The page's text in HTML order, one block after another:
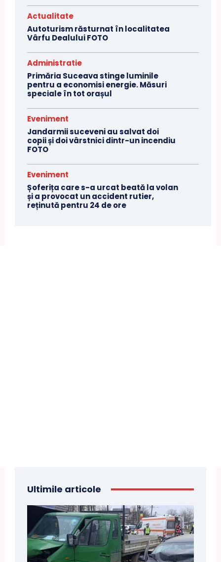
Actualitate
Autoturism răsturnat în localitatea
Vârfu Dealului FOTO
Administratie
Primăria Suceava stinge luminile
pentru a economisi energie. Măsuri
speciale în tot orașul
Eveniment
Jandarmii suceveni au salvat doi
copii și doi vârstnici dintr-un incendiu
FOTO
Eveniment
Șoferița care s-a urcat beată la volan
și a provocat un accident rutier,
reținută pentru 24 de ore
Ultimile articole